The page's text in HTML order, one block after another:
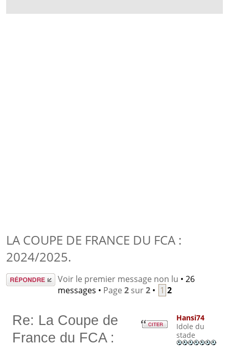
LA COUPE DE FRANCE DU FCA :
2024/2025.
Répondre Voir le premier message non lu • 26
messages • Page 2sur2• 1 2
Re: La Coupe de
France du FCA :
Hansi74
Idole du
stade